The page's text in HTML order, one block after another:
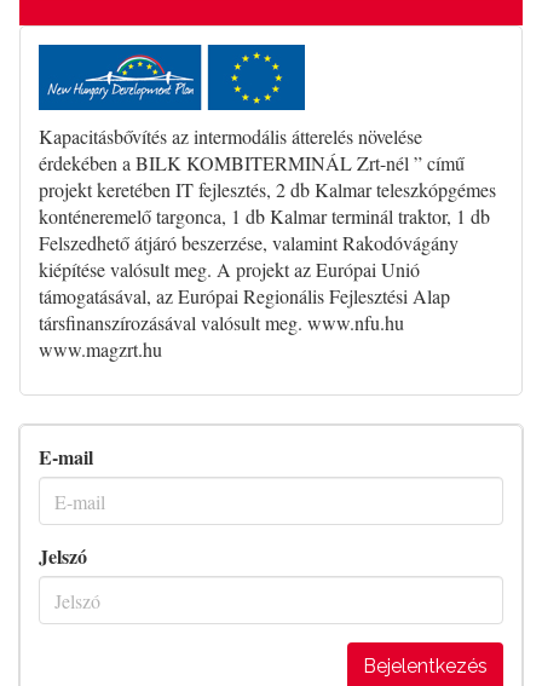
Kapacitásbővítés az intermodális átterelés növelése
érdekében a BILK KOMBITERMINÁL Zrt-nél ” című
projekt keretében IT fejlesztés, 2 db Kalmar teleszkópgémes
konténeremelő targonca, 1 db Kalmar terminál traktor, 1 db
Felszedhető átjáró beszerzése, valamint Rakodóvágány
kiépítése valósult meg. A projekt az Európai Unió
támogatásával, az Európai Regionális Fejlesztési Alap
társfinanszírozásával valósult meg. www.nfu.hu
www.magzrt.hu
E-mail
Jelszó
Bejelentkezés